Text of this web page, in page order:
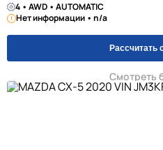
4 • AWD • AUTOMATIC
Нет информации • n/a
Рассчитать
Смотреть